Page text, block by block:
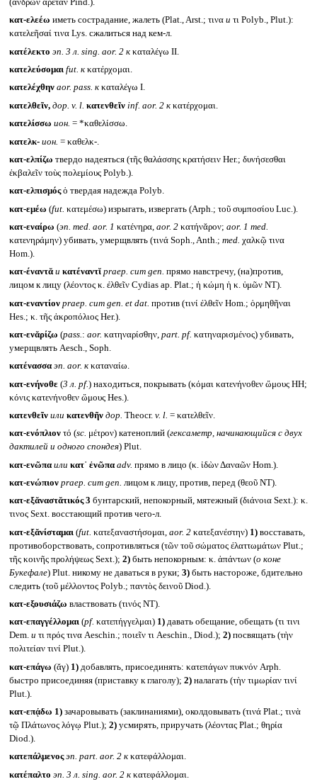
(ἀνδρῶν ἀρετάν Pind.).
κατ-ελεέω иметь сострадание, жалеть (Plat., Arst.; τινα и τι Polyb., Plut.):
κατελεῆσαί τινα Lys. сжалиться над кем-л.
κατέλεκτο эп. 3 л. sing. aor. 2 кκαταλέγω II.
κατελεύσομαι fut. кκατέρχομαι.
κατελέχθην aor. pass. кκαταλέγω I.
κατελθεῖν, дор. v. l. κατενθεῖν inf. aor. 2 кκατέρχομαι.
κατελίσσω ион. = *καθελίσσω.
κατελκ- ион. = καθελκ-.
κατ-ελπίζω твердо надеяться (τῆς θαλάσσης κρατήσειν Her.; δυνήσεσθαι
ἐκβαλεῖν τοὺς πολεμίους Polyb.).
κατ-ελπισμόςὁ твердая надежда Polyb.
κατ-εμέω (fut. κατεμέσω) изрыгать, извергать (Arph.; τοῦ συμποσίου Luc.).
κατ-εναίρω (эп. med. aor. 1 κατένηρα, aor. 2κατήνᾰρον; aor. 1 med.
κατενηράμην) убивать, умерщвлять (τινά Soph., Anth.; med. χαλκῷ τινα
Hom.).
κατ-έναντᾰ и κατέναντῐ praep. cum gen. прямо навстречу, (на)против,
лицом к лицу (λέοντος κ. ἐλθεῖν Cydias ap. Plat.; ἡ κώμη ἡ κ. ὑμῶν NT).
κατ-εναντίον praep. cum gen. et dat. против (τινί ἐλθεῖν Hom.; ὁρμηθῆναι
Hes.; κ. τῆς ἀκροπόλιος Her.).
κατ-ενᾰρίζω (pass.: aor. κατηναρίσθην, part. pf. κατηναρισμένος) убивать,
умерщвлять Aesch., Soph.
κατένασσα эп. aor. кκαταναίω.
κατ-ενήνοθε (3 л. pf.) находиться, покрывать (κόμαι κατενήνοθεν ὤμους HH;
κόνις κατενήνοθεν ὤμους Hes.).
κατενθεῖν или κατενθῆν дор. Theocr. v. l. = κατελθεῖν.
κατ-ενόπλιον τό (sc. μέτρον) катеноплий (гексаметр, начинающийся с двух
дактилей и одного спондея) Plut.
κατ-ενῶπα или κατ᾽ ἐνῶπα adv. прямо в лицо (κ. ἰδὼν Δαναῶν Hom.).
κατ-ενώπιον praep. cum gen. лицом к лицу, против, перед (θεοῦ NT).
κατ-εξᾰναστᾰτικός 3 бунтарский, непокорный, мятежный (διάνοια Sext.): κ.
τινος Sext. восстающий против чего-л.
κατ-εξᾰνίσταμαι (fut. κατεξαναστήσομαι, aor. 2κατεξανέστην) 1)восставать,
противоборствовать, сопротивляться (τῶν τοῦ σώματος ἐλαττωμάτων Plut.;
τῆς κοινῆς προλήψεως Sext.); 2)быть непокорным: κ. ἁπάντων (о коне
Букефале) Plut. никому не даваться в руки; 3)быть настороже, бдительно
следить (τοῦ μέλλοντος Polyb.; παντὸς δεινοῦ Diod.).
κατ-εξουσιάζω властвовать (τινός NT).
κατ-επαγγέλλομαι (pf. κατεπήγγελμαι) 1)давать обещание, обещать (τι τινι
Dem. и τι πρός τινα Aeschin.; ποιεῖν τι Aeschin., Diod.); 2)посвящать (τὴν
πολιτείαν τινί Plut.).
κατ-επάγω (ᾰγ) 1)добавлять, присоединять: κατεπάγων πυκνόν Arph.
быстро присоединяя (приставку к глаголу); 2)налагать (τὴν τιμωρίαν τινί
Plut.).
κατ-επᾴδω 1)зачаровывать (заклинаниями), околдовывать (τινά Plat.; τινὰ
τῷ Πλάτωνος λόγῳ Plut.); 2)усмирять, приручать (λέοντας Plat.; θηρία
Diod.).
κατεπάλμενος эп. part. aor. 2 кκατεφάλλομαι.
κατέπαλτο эп. 3 л. sing. aor. 2 кκατεφάλλομαι.